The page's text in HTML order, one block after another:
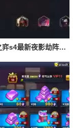
Lol云顶之弈s4最新夜影劫阵容搭配，云顶之奕夜影劫阵容